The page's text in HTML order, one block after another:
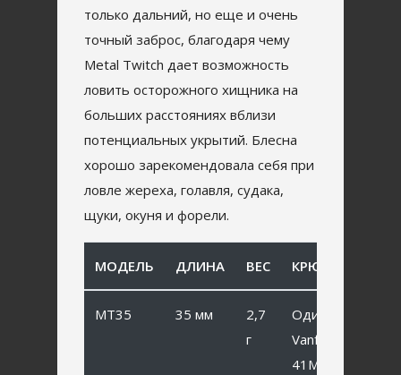
только дальний, но еще и очень
точный заброс, благодаря чему
Metal Twitch дает возможность
ловить осторожного хищника на
больших расстояниях вблизи
потенциальных укрытий. Блесна
хорошо зарекомендовала себя при
ловле жереха, голавля, судака,
щуки, окуня и форели.
МОДЕЛЬ ДЛИНА ВЕС КРЮЧОК
MT35 35 мм
2,7
г
Одинарный
Vanfook SP-
41MB #6